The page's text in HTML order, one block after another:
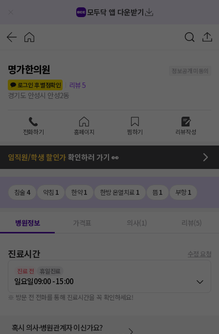
모두닥 앱 다운받기
명가한의원
정보공개 미동의
로그인 후 별점확인
리뷰5
경기도 안성시 안성2동
전화하기 홈페이지 찜하기 리뷰작성
임직원/학생 할인가확인하러 가기 👀
침술 4 약침 1 한약1 한방 온열치료 1 뜸1 부항1
병원정보 가격표 의사(1) 리뷰(5)
진료시간 수정 요청
진료 전 휴일진료
일요일09:00 - 15:00
※ 방문 전 전화를 통해 진료시간을 꼭 확인하세요!
혹시 의사·병원관계자 이신가요?